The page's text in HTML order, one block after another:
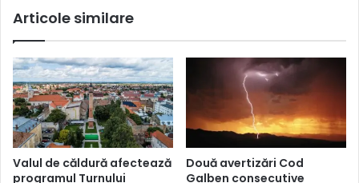
Articole similare
Valul de căldură afectează
programul Turnului
Două avertizări Cod
Galben consecutive